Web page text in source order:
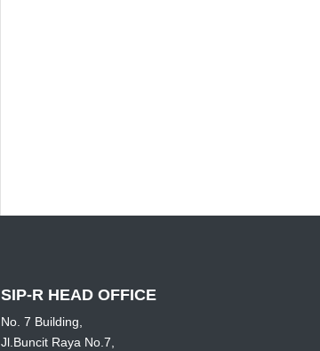
SIP-R HEAD OFFICE
No. 7 Building,
Jl.Buncit Raya No.7,